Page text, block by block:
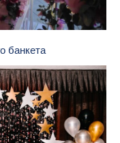
банкета